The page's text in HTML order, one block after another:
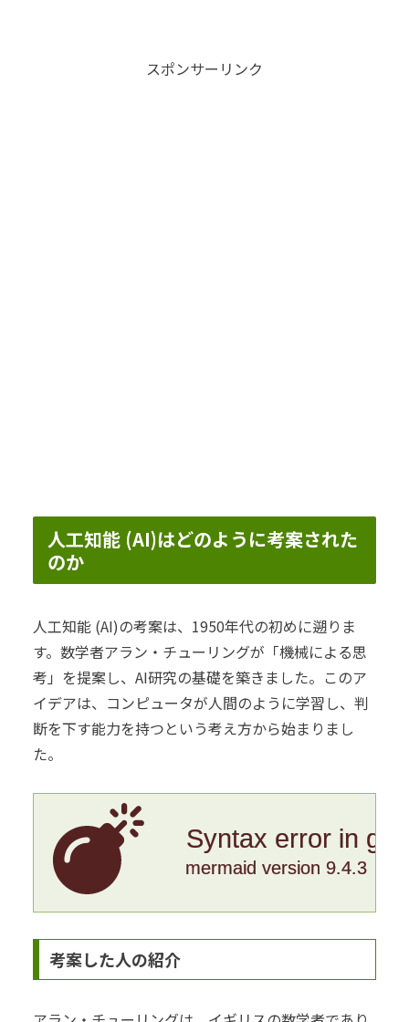
スポンサーリンク
人工知能 (AI)はどのように考案された
のか
人工知能 (AI)の考案は、1950年代の初めに遡りま
す。数学者アラン・チューリングが「機械による思
考」を提案し、AI研究の基礎を築きました。このア
イデアは、コンピュータが人間のように学習し、判
断を下す能力を持つという考え方から始まりまし
た。
Syntax error in
mermaid version 9.4.3
考案した人の紹介